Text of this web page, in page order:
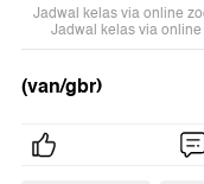
Jadwal kelas via online
Jadwal kelas via
(van/gbr)